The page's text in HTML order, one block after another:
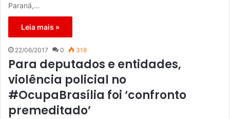
Paraná,…
Leia mais »
22/06/2017 0 318
Para deputados e entidades,
violência policial no
#OcupaBrasília foi ‘confronto
premeditado’